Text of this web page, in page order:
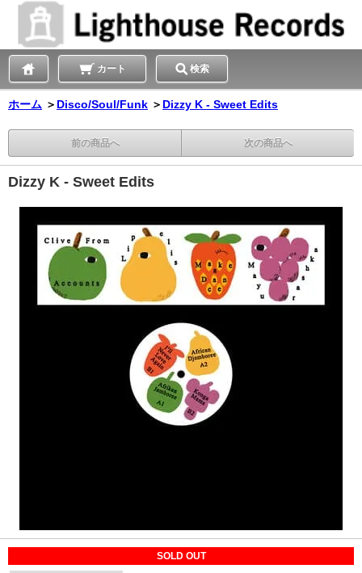
カート 検索
ホーム ＞ Disco/Soul/Funk ＞ Dizzy K - Sweet Edits
前の商品へ 次の商品へ
Dizzy K - Sweet Edits
SOLD OUT